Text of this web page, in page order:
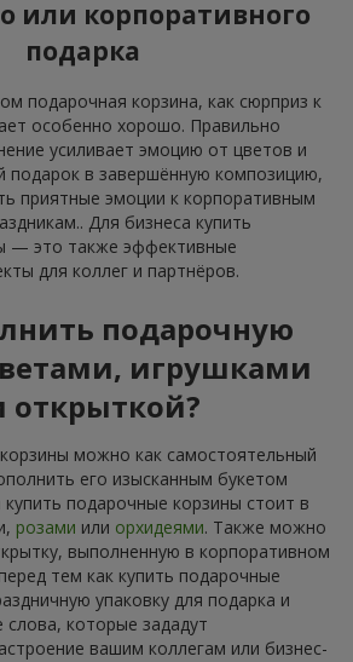
или корпоративного
подарка
подарочная корзина, как сюрприз к
особенно хорошо. Правильно
усиливает эмоцию от цветов и
подарок в завершённую композицию,
приятные эмоции к корпоративным
Для бизнеса купить
— это также эффективные
для коллег и партнёров.
подарочную
игрушками
открыткой?
можно как самостоятельный
его изысканным букетом
подарочные корзины стоит в
розами или орхидеями. Также можно
выполненную в корпоративном
тем как купить подарочные
упаковку для подарка и
которые зададут
вашим коллегам или бизнес-